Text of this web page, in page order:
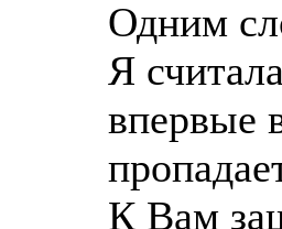
Одним
Я
впервые
К Вам